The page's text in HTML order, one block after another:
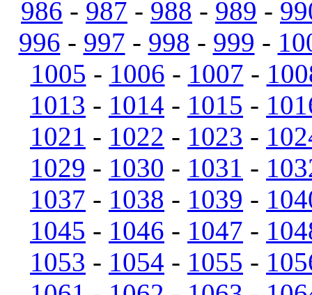
986 - 987 - 988 - 989 -
996 - 997 - 998 - 999 -
1005 - 1006 - 1007 -
1013 - 1014 - 1015 -
1021 - 1022 - 1023 -
1029 - 1030 - 1031 -
1037 - 1038 - 1039 -
1045 - 1046 - 1047 -
1053 - 1054 - 1055 -